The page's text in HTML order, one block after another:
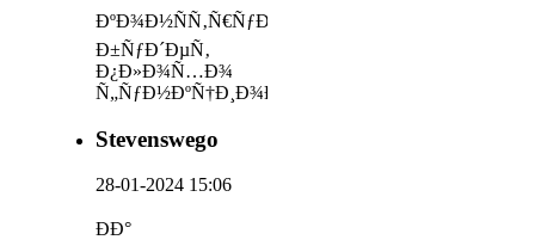
ÐºÐ¾Ð½ÑÑ‚Ñ€ÑƒÐºÑ†Ð¸Ñ
Ð±ÑƒÐ´ÐµÑ‚
Ð¿Ð»Ð¾Ñ…Ð¾
Ñ„ÑƒÐ½ÐºÑ†Ð¸Ð¾Ð½Ð¸Ñ€Ð¾Ð²Ð°Ñ‚
Stevenswego
28-01-2024 15:06
ÐÐ°